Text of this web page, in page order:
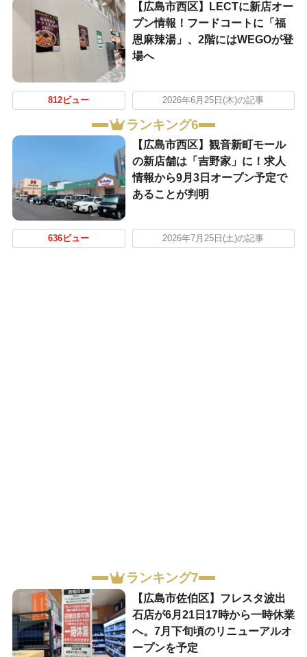
【広島市西区】LECTに新店オー
プン情報！フードコートに「福
恩麻辣湯」、2階にはWEGOが登
場へ
812ビュー 2026年6月25日(木)の記事
ランキング6
【広島市西区】観音新町モール
の新店舗は「吉野家」に！求人
情報から9月3日オープン予定で
あることが判明
636ビュー 2026年7月25日(土)の記事
ランキング7
【広島市佐伯区】フレスタ波出
石店が6月21日17時から一時休業
へ。7月下旬頃のリニューアルオ
ープンを予定